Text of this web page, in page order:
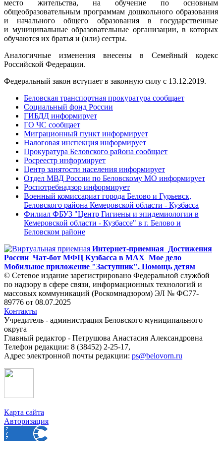
место жительства, на обучение по основным
общеобразовательным программам дошкольного образования
и начального общего образования в государственные
и муниципальные образовательные организации, в которых
обучаются их братья и (или) сестры.
Аналогичные изменения внесены в Семейный кодекс
Российской Федерации.
Федеральный закон вступает в законную силу с 13.12.2019.
Беловская транспортная прокуратура сообщает
Социальный фонд России
ГИБДД информирует
ГО ЧС сообщает
Миграционный пункт информирует
Налоговая инспекция информирует
Прокуратура Беловского района сообщает
Росреестр информирует
Центр занятости населения информирует
Отдел МВД России по Беловскому МО информирует
Роспотребнадзор информирует
Военный комиссариат города Белово и Гурьевск,
Беловского района Кемеровской области - Кузбасса
Филиал ФБУЗ "Центр Гигиены и эпидемиологии в
Кемеровской области - Кузбассе" в г. Белово и
Беловском районе
Интернет-приемная Достижения
России Чат-бот МФЦ Кузбасса в MAX Мое дело
Мобильное приложение "Заступник". Помощь детям
© Сетевое издание зарегистрировано Федеральной службой
по надзору в сфере связи, информационных технологий и
массовых коммуникаций (Роскомнадзором) ЭЛ № ФС77-
89776 от 08.07.2025
Контакты
Учредитель - администрация Беловского муниципального
округа
Главный редактор - Петрушова Анастасия Александровна
Телефон редакции: 8 (38452) 2-25-17,
Адрес электронной почты редакции: ps@belovorn.ru
Карта сайта
Авторизация